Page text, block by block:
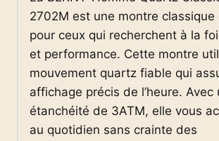
2702M est une montre classique
pour ceux qui recherchent à la
et performance. Cette montre
mouvement quartz fiable qui
affichage précis de l’heure. Avec
étanchéité de 3ATM, elle vous
au quotidien sans crainte des